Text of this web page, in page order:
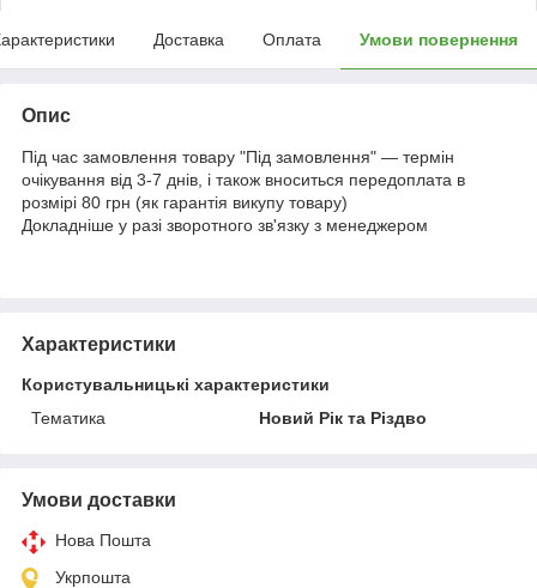
Доставка Оплата Умови повернення
Опис
Під час замовлення товару "Під замовлення" — термін
очікування від 3-7 днів, і також вноситься передоплата в
розмірі 80 грн (як гарантія викупу товару)
Докладніше у разі зворотного зв'язку з менеджером
Характеристики
Користувальницькі характеристики
Тематика
Новий Рік та Різдво
Умови доставки
Нова Пошта
Укрпошта